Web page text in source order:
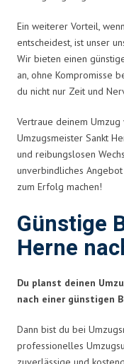
Ein weiterer Vorteil,
entscheidest, ist unser
Wir bieten einen
an, ohne Kompromisse
du nicht nur Zeit und
Vertraue deinem
Umzugsmeister Sankt
und reibungslosen
unverbindliches
zum Erfolg machen!
Günstige
Herne
Du planst deinen
nach einer günstigen
Dann bist du bei
professionelles